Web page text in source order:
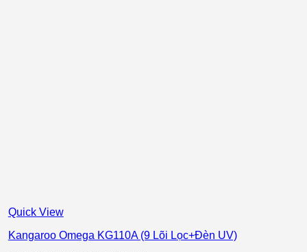
Quick View
Kangaroo Omega KG110A (9 Lõi Lọc+Đèn UV)